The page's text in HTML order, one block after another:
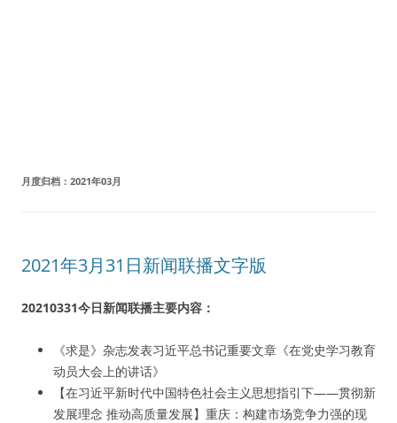
月度归档： 2021年03月
2021年3月31日新闻联播文字版
20210331今日新闻联播主要内容：
《求是》杂志发表习近平总书记重要文章《在党史学习教育
动员大会上的讲话》
【在习近平新时代中国特色社会主义思想指引下——贯彻新
发展理念 推动高质量发展】重庆：构建市场竞争力强的现